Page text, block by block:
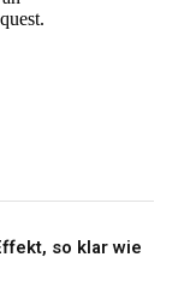
so klar wie